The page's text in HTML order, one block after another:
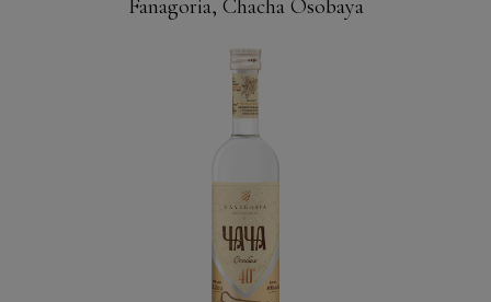
Fanagoria, Chacha Osobaya